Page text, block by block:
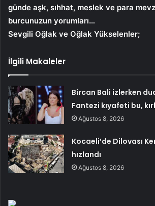
günde aşk, sıhhat, meslek ve para
burcunuzun yorumları…
Sevgili Oğlak ve Oğlak Yükselenler;
İlgili Makaleler
Bircan Bali izlerken
Fantezi kıyafeti bu,
Ağustos 8, 2026
Kocaeli’de Dilovası
hızlandı
Ağustos 8, 2026